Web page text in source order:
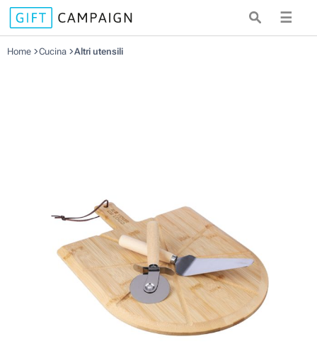
☰
Home Cucina Altri utensili